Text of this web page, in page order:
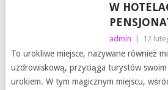
W
admin 12
To urokliwe miejsce, nazywane również
uzdrowiskową, przyciąga turystów
urokiem. W tym magicznym miejscu,